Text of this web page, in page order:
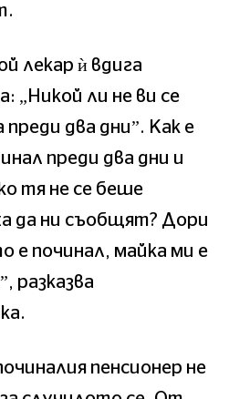
лекар ѝ вдига
„Никой ли не ви се
два дни”. Как е
преди два дни и
тя не се беше
да ни съобщят? Дори
е починал, майка ми е
разказва
пенсионер не